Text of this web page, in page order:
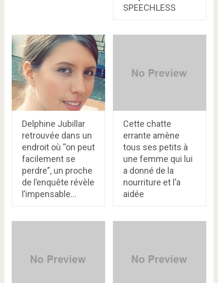
SPEECHLESS
Delphine Jubillar
retrouvée dans un
endroit où “on peut
facilement se
perdre”, un proche
de l’enquête révèle
l’impensable…
Cette chatte
errante amène
tous ses petits à
une femme qui lui
a donné de la
nourriture et l’a
aidée